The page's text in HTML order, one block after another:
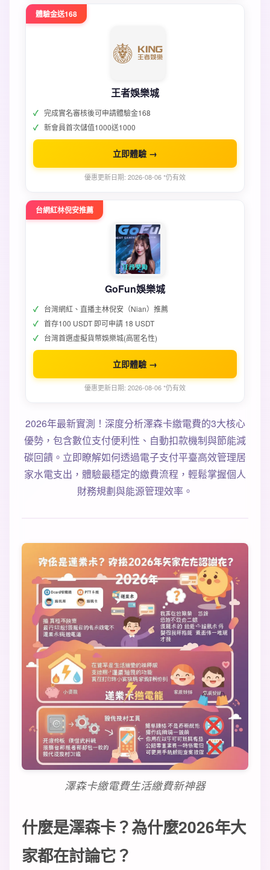
體驗金送168
王者娛樂城
完成實名審核後可申請體驗金168
新會員首次儲值1000送1000
立即體驗 →
優惠更新日期: 2026-08-06 *仍有效
台網紅林倪安推薦
GoFun娛樂城
台灣網紅、直播主林倪安（Nian）推薦
首存100 USDT 即可申請 18 USDT
台灣首選虛擬貨幣娛樂城(高匿名性)
立即體驗 →
優惠更新日期: 2026-08-06 *仍有效
2026年最新實測！深度分析澤森卡繳電費的3大核心
優勢，包含數位支付便利性、自動扣款機制與節能減
碳回饋。立即瞭解如何透過電子支付平臺高效管理居
家水電支出，體驗最穩定的繳費流程，輕鬆掌握個人
財務規劃與能源管理效率。
澤森卡繳電費生活繳費新神器
什麼是澤森卡？為什麼2026年大
家都在討論它？